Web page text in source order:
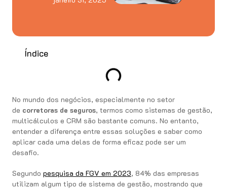
Índice
No mundo dos negócios, especialmente no setor
de corretoras de seguros, termos como sistemas de gestão,
multicálculos e CRM são bastante comuns. No entanto,
entender a diferença entre essas soluções e saber como
aplicar cada uma delas de forma eficaz pode ser um
desafio.
Segundo pesquisa da FGV em 2023, 84% das empresas
utilizam algum tipo de sistema de gestão, mostrando que